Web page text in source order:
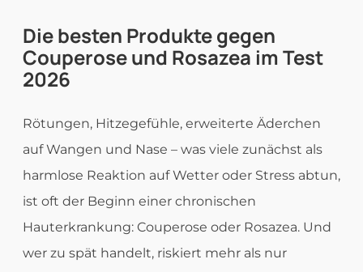
Die besten Produkte gegen
Couperose und Rosazea im Test
2026
Rötungen, Hitzegefühle, erweiterte Äderchen
auf Wangen und Nase – was viele zunächst als
harmlose Reaktion auf Wetter oder Stress abtun,
ist oft der Beginn einer chronischen
Hauterkrankung: Couperose oder Rosazea. Und
wer zu spät handelt, riskiert mehr als nur